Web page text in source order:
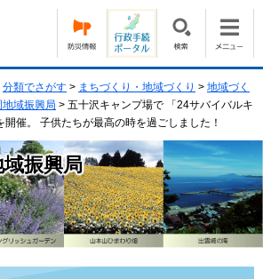
分類でさがす > まちづくり・地域づくり > 地域づく
域振興局 > 五十沢キャンプ場で 「24サバイバルキ
開催。 子供たちが最高の時を過ごしました！
振興局